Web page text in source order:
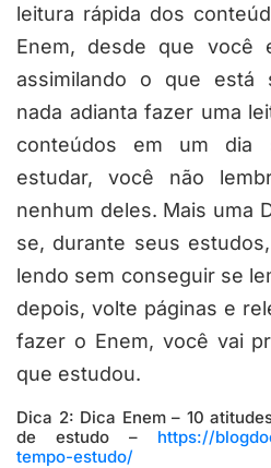
leitura rápida dos
Enem, desde que você
assimilando o que está
nada adianta fazer uma
conteúdos em um dia
estudar, você não
nenhum deles. Mais uma
se, durante seus
lendo sem conseguir se
depois, volte páginas e
fazer o Enem, você vai
que estudou.
Dica 2: Dica Enem – 10
de estudo – https://
tempo-estudo/